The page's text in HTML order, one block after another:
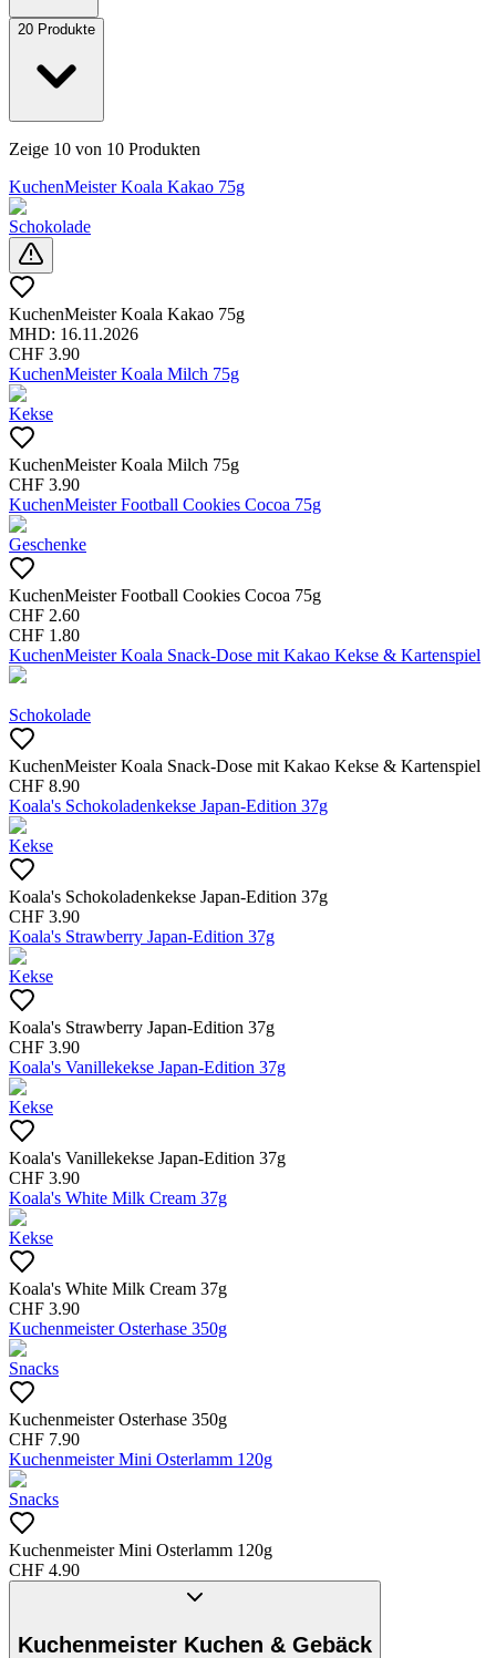
20 Produkte
Zeige 10 von 10 Produkten
KuchenMeister Koala Kakao 75g
Schokolade
KuchenMeister Koala Kakao 75g
MHD: 16.11.2026
CHF 3.90
KuchenMeister Koala Milch 75g
Kekse
KuchenMeister Koala Milch 75g
CHF 3.90
KuchenMeister Football Cookies Cocoa 75g
Geschenke
KuchenMeister Football Cookies Cocoa 75g
CHF 2.60
CHF 1.80
KuchenMeister Koala Snack-Dose mit Kakao Kekse & Kartenspiel
Schokolade
KuchenMeister Koala Snack-Dose mit Kakao Kekse & Kartenspiel
CHF 8.90
Koala's Schokoladenkekse Japan-Edition 37g
Kekse
Koala's Schokoladenkekse Japan-Edition 37g
CHF 3.90
Koala's Strawberry Japan-Edition 37g
Kekse
Koala's Strawberry Japan-Edition 37g
CHF 3.90
Koala's Vanillekekse Japan-Edition 37g
Kekse
Koala's Vanillekekse Japan-Edition 37g
CHF 3.90
Koala's White Milk Cream 37g
Kekse
Koala's White Milk Cream 37g
CHF 3.90
Kuchenmeister Osterhase 350g
Snacks
Kuchenmeister Osterhase 350g
CHF 7.90
Kuchenmeister Mini Osterlamm 120g
Snacks
Kuchenmeister Mini Osterlamm 120g
CHF 4.90
Kuchenmeister Kuchen & Gebäck